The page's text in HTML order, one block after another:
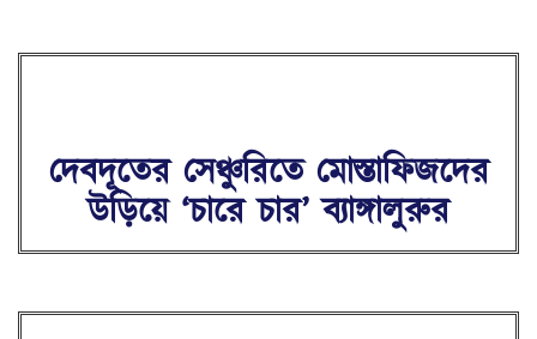
দেবদূতের সেঞ্চুরিতে মোস্তাফিজদের
উড়িয়ে ‘চারে চার’ ব্যাঙ্গালুরুর